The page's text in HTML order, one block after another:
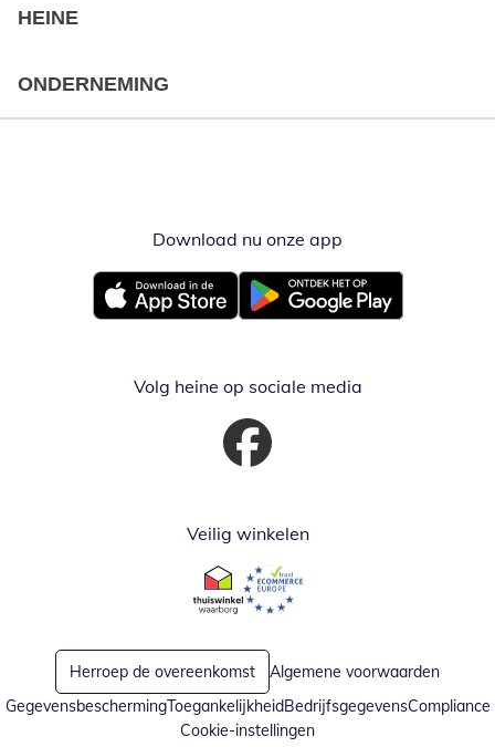
HEINE
ONDERNEMING
Download nu onze app
Opent in nieuw vensterOpent in nieuw venster
Volg heine op sociale media
Opent in nieuw venster
Veilig winkelen
Opent in nieuw venster
Opent in nieuw venster
Herroep de overeenkomst
Algemene voorwaarden
GegevensbeschermingToegankelijkheidBedrijfsgegevensCompliance
Cookie-instellingen